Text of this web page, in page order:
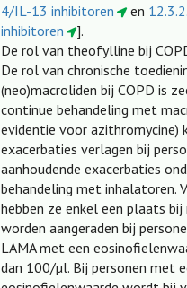
4/IL-13 inhibitoren
en
inhibitoren
].
De rol van theofylline bij
De rol van chronische
(neo)macroliden bij COPD is
continue behandeling met
evidentie voor azithromycine)
exacerbaties verlagen bij
aanhoudende exacerbaties
behandeling met inhalatoren.
hebben ze enkel een plaats bij
worden aangeraden bij
LAMA met een
dan 100/µl. Bij personen met